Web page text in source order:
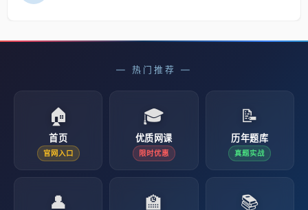
— 热门推荐 —
🏠
首页
官网入口
🎓
优质网课
限时优惠
📝
历年题库
真题实战
👤 🏫 📚